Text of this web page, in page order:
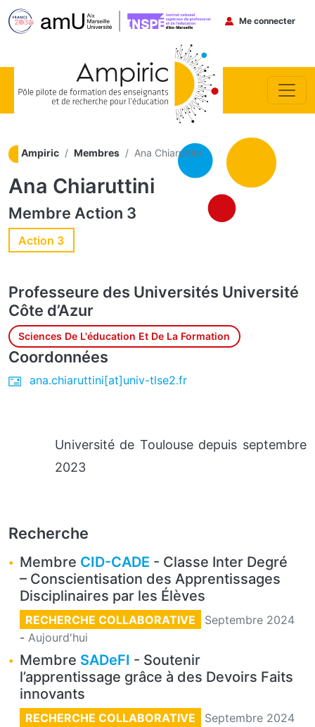
Menu du
Me connecter
Ampiric Membres Ana Chiaruttini
Ana Chiaruttini
Membre Action 3
Action 3
Professeure des Universités Université
Côte d’Azur
Sciences De L'éducation Et De La Formation
Coordonnées
ana.chiaruttini[at]univ-tlse2.fr
Université de Toulouse depuis septembre
2023
Recherche
Membre CID-CADE - Classe Inter Degré
– Conscientisation des Apprentissages
Disciplinaires par les Élèves
RECHERCHE COLLABORATIVE
Septembre 2024
- Aujourd'hui
Membre SADeFI - Soutenir
l’apprentissage grâce à des Devoirs Faits
innovants
RECHERCHE COLLABORATIVE
Septembre 2024